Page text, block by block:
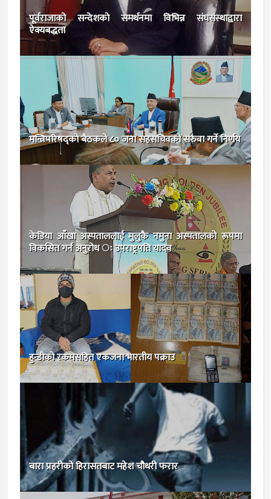
पूर्वराजाको सन्देशको समर्थनमा विभिन्न संघसंस्थाद्वारा
ऐक्यबद्धता
मन्त्रिपरिषद्काे बैठकले ८० जना सहसचिवको सरुवा गर्ने निर्णय
केडिया आँखा अस्पताललाई मुलुकै नमुना अस्पतालको रूपमा
विकसित गर्न अनुरोध ः उपराष्ट्रपति यादव
हुन्डीको रकमसहित एकजना भारतीय पक्राउ
बारा प्रहरीको हिरासतबाट महेश चौधरी फरार